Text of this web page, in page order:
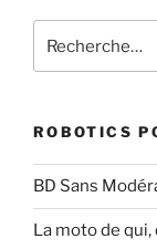
pour
ROBOTICS
BD Sans
La moto de qui,